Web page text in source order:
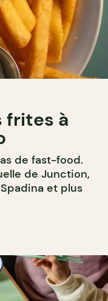
frites à
de fast-food.
de Junction,
et plus